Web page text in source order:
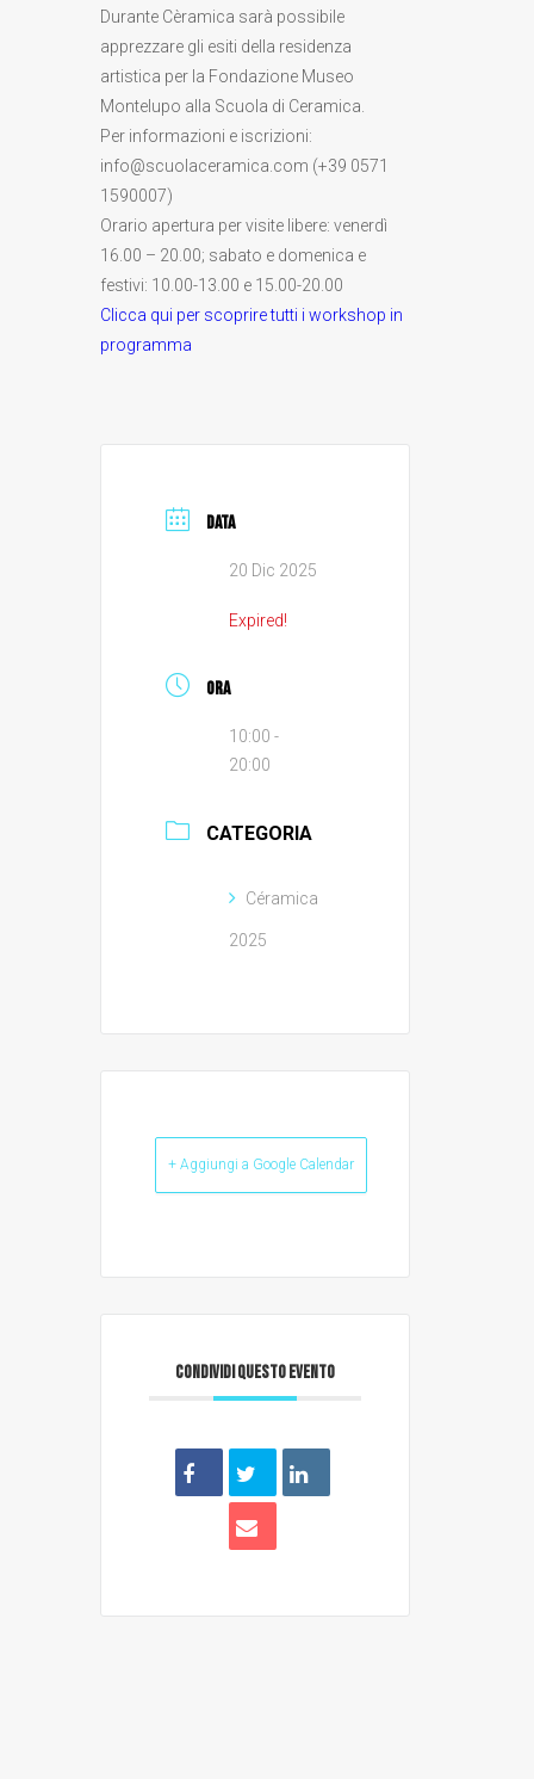
Durante Cèramica sarà possibile
apprezzare gli esiti della residenza
artistica per la Fondazione Museo
Montelupo alla Scuola di Ceramica.
Per informazioni e iscrizioni:
info@scuolaceramica.com (+39 0571
1590007)
Orario apertura per visite libere: venerdì
16.00 – 20.00; sabato e domenica e
festivi: 10.00-13.00 e 15.00-20.00
Clicca qui per scoprire tutti i workshop in
programma
DATA
20 Dic 2025
Expired!
ORA
10:00 -
20:00
CATEGORIA
Céramica
2025
+ Aggiungi a Google Calendar
CONDIVIDI QUESTO EVENTO